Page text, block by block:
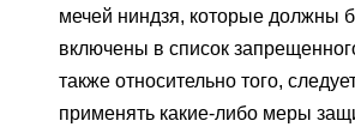
мечей ниндзя, которые должны
включены в список
также относительно того,
применять какие-либо меры